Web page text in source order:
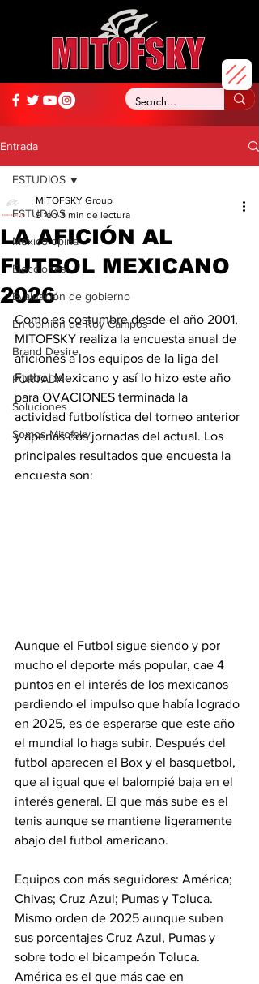
Entrada
ESTUDIOS
México opina
Elecciones
Evaluación de gobierno
En opinión de Roy Campos
Brand Desire
PORTADA
Soluciones
Somos Mitofsky
ESTUDIOS
LA AFICIÓN AL
FUTBOL MEXICANO
2026
MITOFSKY Group
9 feb 3 min de lectura
Como es costumbre desde el año 2001,
MITOFSKY realiza la encuesta anual de
aficiones a los equipos de la liga del
Futbol Mexicano y así lo hizo este año
para OVACIONES terminada la
actividad futbolística del torneo anterior
y apenas dos jornadas del actual. Los
principales resultados que encuesta la
encuesta son:
Aunque el Futbol sigue siendo y por
mucho el deporte más popular, cae 4
puntos en el interés de los mexicanos
perdiendo el impulso que había logrado
en 2025, es de esperarse que este año
el mundial lo haga subir. Después del
futbol aparecen el Box y el basquetbol,
que al igual que el balompié baja en el
interés general. El que más sube es el
tenis aunque se mantiene ligeramente
abajo del futbol americano.
Equipos con más seguidores: América;
Chivas; Cruz Azul; Pumas y Toluca.
Mismo orden de 2025 aunque suben
sus porcentajes Cruz Azul, Pumas y
sobre todo el bicampeón Toluca.
América es el que más cae en